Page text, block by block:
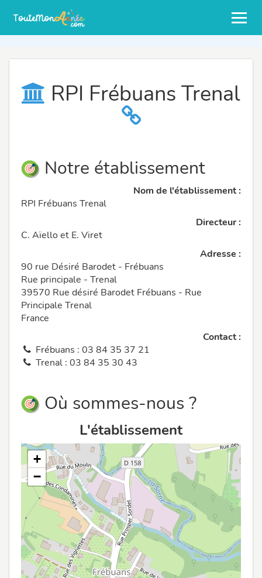
RPI Frébuans Trenal
Notre établissement
Nom de l'établissement :
RPI Frébuans Trenal
Directeur :
C. Aïello et E. Viret
Adresse :
90 rue Désiré Barodet - Frébuans
Rue principale - Trenal
39570 Rue désiré Barodet Frébuans - Rue
Principale Trenal
France
Contact :
Frébuans : 03 84 35 37 21
Trenal : 03 84 35 30 43
Où sommes-nous ?
L'établissement
+
−